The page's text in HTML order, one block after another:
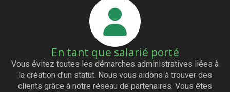
En tant que salarié porté
Vous évitez toutes les démarches administratives liées à
la création d’un statut. Nous vous aidons à trouver des
clients grâce à notre réseau de partenaires. Vous êtes